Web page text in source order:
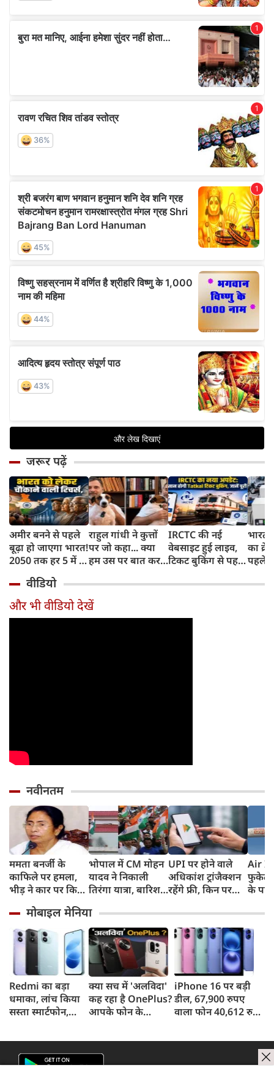
जरूर पढ़ें
अमीर बनने से पहले
बूढ़ा हो जाएगा भारत!
2050 तक हर 5 में 1
साल से ज्यादा उम्र का
राहुल गांधी ने कुत्तों
पर जो कहा... क्या
हम उस पर बात कर
IRCTC की नई
वेबसाइट हुई लाइव,
टिकट बुकिंग से पहले
काम, जानें पूरा
भारत
का
पहले
और
वीडियो
और भी वीडियो देखें
नवीनतम
ममता बनर्जी के
काफिले पर हमला,
भीड़ ने कार पर किया
पुलिस पर लगा यह
आरोप
भोपाल में CM मोहन
यादव ने निकाली
तिरंगा यात्रा, बारिश
ने दिखाया देशभक्ति
का जज्बा
UPI पर होने वाले
अधिकांश ट्रांजैक्शन
रहेंगे फ्री, किन पर
ने दिया बड़ा अपडेट
Air
फुकेट-
के
कहा-
मिली,
मोबाइल मेनिया
Redmi का बड़ा
धमाका, लांच किया
सस्ता स्मार्टफोन,
क्या सच में 'अलविदा'
कह रहा है OnePlus?
आपके फोन के
iPhone 16 पर बड़ी
डील, 67,900 रुपए
वाला फोन 40,612 रुपए